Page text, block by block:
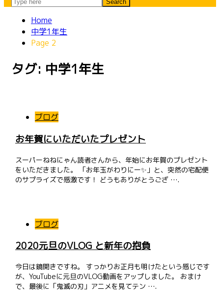
Home
中学1年生
Page 2
タグ: 中学1年生
ブログ
お年賀にいただいたプレゼント
スーパーねねにゃん読者さんから、年始にお年賀のプレゼント
をいただきました。 「お年玉がわりにー✨」と、突然の宅配便
のサプライズで感激です！ どうもありがとうござ ….
ブログ
2020元旦のVLOG と新年の抱負
今日は鏡開きですね。 すっかりお正月も明けたという感じです
が、YouTubeに元旦のVLOG動画をアップしました。 おまけ
で、最後に「鬼滅の刃」アニメを見てテン ….
ナ
ゲ
ー
ン